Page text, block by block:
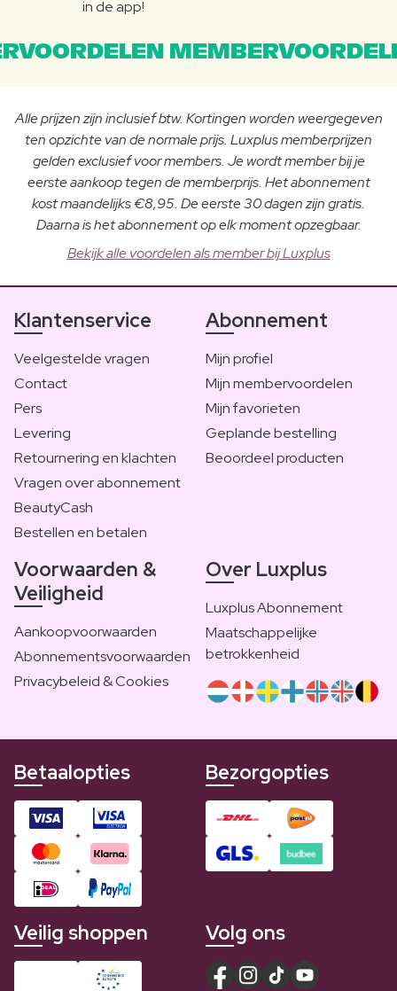
in de app!
Alle prijzen zijn inclusief btw. Kortingen worden weergegeven
ten opzichte van de normale prijs. Luxplus memberprijzen
gelden exclusief voor members. Je wordt member bij je
eerste aankoop tegen de memberprijs. Het abonnement
kost maandelijks €8,95. De eerste 30 dagen zijn gratis.
Daarna is het abonnement op elk moment opzegbaar.
Bekijk alle voordelen als member bij Luxplus
Klantenservice
Veelgestelde vragen
Contact
Pers
Levering
Retournering en klachten
Vragen over abonnement
BeautyCash
Bestellen en betalen
Abonnement
Mijn profiel
Mijn membervoordelen
Mijn favorieten
Geplande bestelling
Beoordeel producten
Voorwaarden &
Veiligheid
Aankoopvoorwaarden
Abonnementsvoorwaarden
Privacybeleid & Cookies
Over Luxplus
Luxplus Abonnement
Maatschappelijke
betrokkenheid
Betaalopties Bezorgopties
Veilig shoppen Volg ons